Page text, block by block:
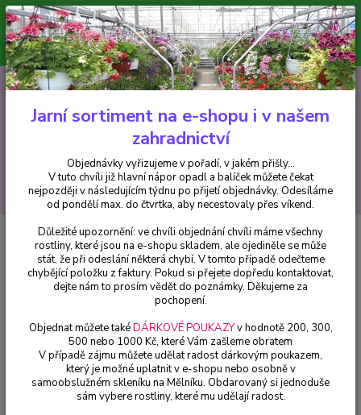
Minimální hodnota pro odeslání z e-shopu je 300 Kč.
V tuto chvíli již hlavní nápor objednávek opadl a balíček můžete čekat
nejpozději v následujícím týdnu po přijetí objednávky. Objednávky
vyřizujeme v pořadí, v jakém přišly...
CZK
Hledat
+420 602 223 614 0ks
za0 Kč
Trvalky Platycodon grandiflorus – Astra Rose - 1 ks
Platycodon grandiflorus – Astra
Rose - 1 ks
Jarní sortiment na e-shopu i v našem
zahradnictví
Objednávky vyřizujeme v pořadí, v jakém přišly...
V tuto chvíli již hlavní nápor opadl a balíček můžete čekat
nejpozději v následujícím týdnu po přijetí objednávky. Odesíláme
od pondělí max. do čtvrtka, aby necestovaly přes víkend.
Důležité upozornění: ve chvíli objednání chvíli máme všechny
rostliny, které jsou na e-shopu skladem, ale ojediněle se může
stát, že při odeslání některá chybí. V tomto případě odečteme
chybějící položku z faktury. Pokud si přejete dopředu kontaktovat,
dejte nám to prosím vědět do poznámky. Děkujeme za
pochopení.
Objednat můžete takéDÁRKOVÉ POUKAZYv hodnotě 200, 300,
500 nebo 1000 Kč, které Vám zašleme obratem
V případě zájmu můžete udělat radost dárkovým poukazem,
který je možné uplatnit v e-shopu nebo osobně v
samoobslužném skleníku na Mělníku. Obdarovaný si jednoduše
sám vybere rostliny, které mu udělají radost.